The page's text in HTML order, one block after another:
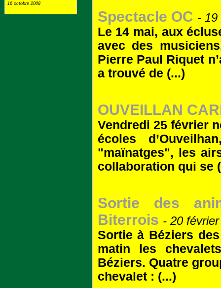
16 octobre 2008
Spectacle OC - 19
Le 14 mai, aux
avec des
Pierre Paul Riquet
a trouvé de (...)
OUVEILLAN
Vendredi 25 février
écoles
"maïnatges", les
collaboration qui se
Sortie des
Biterrois - 20
Sortie à Béziers
matin les
Béziers. Quatre
chevalet : (...)